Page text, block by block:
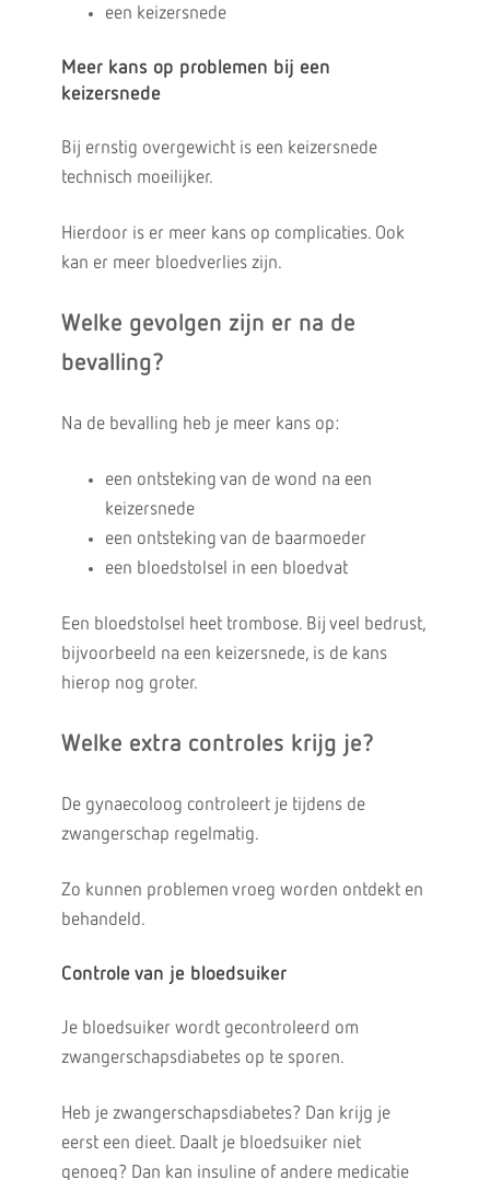
een keizersnede
Meer kans op problemen bij een
keizersnede
Bij ernstig overgewicht is een keizersnede
technisch moeilijker.
Hierdoor is er meer kans op complicaties. Ook
kan er meer bloedverlies zijn.
Welke gevolgen zijn er na de
bevalling?
Na de bevalling heb je meer kans op:
een ontsteking van de wond na een
keizersnede
een ontsteking van de baarmoeder
een bloedstolsel in een bloedvat
Een bloedstolsel heet trombose. Bij veel bedrust,
bijvoorbeeld na een keizersnede, is de kans
hierop nog groter.
Welke extra controles krijg je?
De gynaecoloog controleert je tijdens de
zwangerschap regelmatig.
Zo kunnen problemen vroeg worden ontdekt en
behandeld.
Controle van je bloedsuiker
Je bloedsuiker wordt gecontroleerd om
zwangerschapsdiabetes op te sporen.
Heb je zwangerschapsdiabetes? Dan krijg je
eerst een dieet. Daalt je bloedsuiker niet
genoeg? Dan kan insuline of andere medicatie